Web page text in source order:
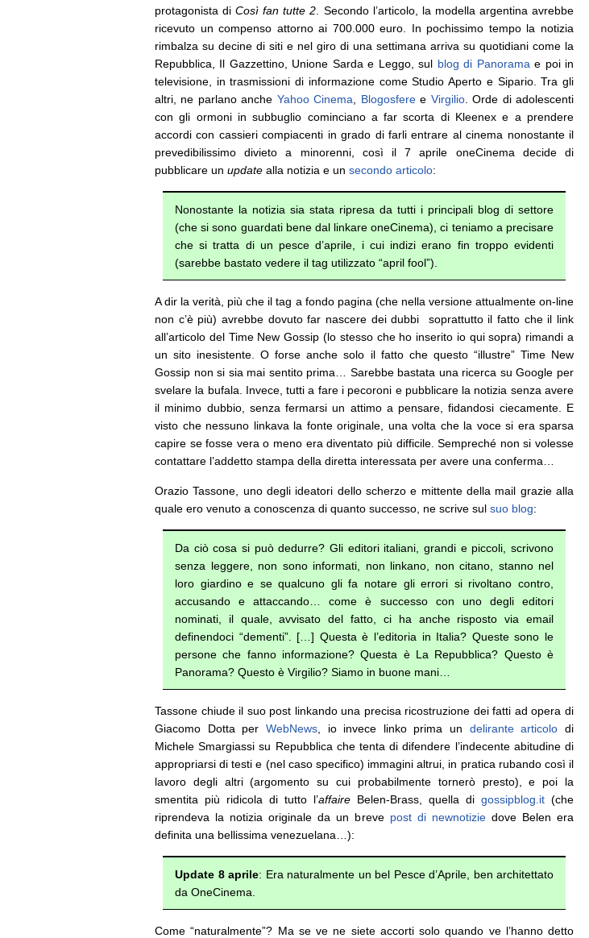
protagonista diCosì fan tutte 2 . Secondo l’articolo, la modella argentina avrebbe
ricevuto un compenso attorno ai 700.000 euro. In pochissimo tempo la notizia
rimbalza su decine di siti e nel giro di una settimana arriva su quotidiani come la
Repubblica, Il Gazzettino, Unione Sarda e Leggo, sul blog di Panorama e poi in
televisione, in trasmissioni di informazione come Studio Aperto e Sipario. Tra gli
altri, ne parlano anche Yahoo Cinema Blogosferee Virgilio. Orde di adolescenti
con gli ormoni in subbuglio cominciano a far scorta di Kleenex e a prendere
accordi con cassieri compiacenti in grado di farli entrare al cinema nonostante il
prevedibilissimo divieto a minorenni, così il 7 aprile oneCinema decide di
pubblicare un update alla notizia e un secondo articolo:
Nonostante la notizia sia stata ripresa da tutti i principali blog di settore
(che si sono guardati bene dal linkare oneCinema), ci teniamo a precisare
che si tratta di un pesce d’aprile, i cui indizi erano fin troppo evidenti
(sarebbe bastato vedere il tag utilizzato “april fool”).
A dir la verità, più che il tag a fondo pagina (che nella versione attualmente on-line
non c’è più) avrebbe dovuto far nascere dei dubbi soprattutto il fatto che il link
all’articolo del Time New Gossip (lo stesso che ho inserito io qui sopra) rimandi a
un sito inesistente. O forse anche solo il fatto che questo “illustre” Time New
Gossip non si sia mai sentito prima… Sarebbe bastata una ricerca su Google per
svelare la bufala. Invece, tutti a fare i pecoroni e pubblicare la notizia senza avere
il minimo dubbio, senza fermarsi un attimo a pensare, fidandosi ciecamente. E
visto che nessuno linkava la fonte originale, una volta che la voce si era sparsa
capire se fosse vera o meno era diventato più difficile. Sempreché non si volesse
contattare l’addetto stampa della diretta interessata per avere una conferma…
Orazio Tassone, uno degli ideatori dello scherzo e mittente della mail grazie alla
quale ero venuto a conoscenza di quanto successo, ne scrive sul suo blog:
Da ciò cosa si può dedurre? Gli editori italiani, grandi e piccoli, scrivono
senza leggere, non sono informati, non linkano, non citano, stanno nel
loro giardino e se qualcuno gli fa notare gli errori si rivoltano contro,
accusando e attaccando… come è successo con uno degli editori
nominati, il quale, avvisato del fatto, ci ha anche risposto via email
definendoci “dementi”. […] Questa è l’editoria in Italia? Queste sono le
persone che fanno informazione? Questa è La Repubblica? Questo è
Panorama? Questo è Virgilio? Siamo in buone mani…
Tassone chiude il suo post linkando una precisa ricostruzione dei fatti ad opera di
Giacomo Dotta per WebNews, io invece linko prima un delirante articolo di
Michele Smargiassi su Repubblica che tenta di difendere l’indecente abitudine di
appropriarsi di testi e (nel caso specifico) immagini altrui, in pratica rubando così il
lavoro degli altri (argomento su cui probabilmente tornerò presto), e poi la
smentita più ridicola di tutto l’affaire Belen-Brass, quella di gossipblog.it (che
riprendeva la notizia originale da un breve post di newnotiziedove Belen era
definita una bellissima venezuelana…):
Update 8 aprile: Era naturalmente un bel Pesce d’Aprile, ben architettato
da OneCinema.
Come “naturalmente”? Ma se ve ne siete accorti solo quando ve l’hanno detto